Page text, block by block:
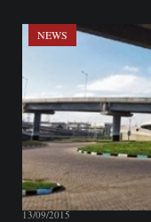
NEWS
13/09/2015